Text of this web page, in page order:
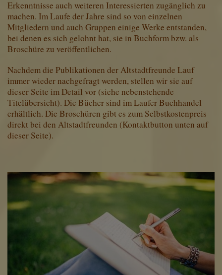
Diese Website nutzt Matomo Analytics für die Auswertung der
Seitenaufrufe als Statistik. Die hierdurch gespeicherten Daten werden
ausschließlich auf unseren eigenen Servern gespeichert. Eine
Übertragung an Dritte erfolgt nicht. Wir verwenden die Funktion
AnonymizeIP zur Anonymisierung Ihrer IP-Adresse, so dass diese gekürzt
wird und nicht mehr Ihrem Besuch auf unserer Internetseite zugeordnet
YouTube / Vimeo
Videos werden über die Plattformen YouTube oder Vimeo eingebunden.
Wir nutzen YouTube im erweiterten Datenschutzmodus. Dieser Modus
bewirkt laut YouTube, dass YouTube keine Informationen über die
Besucher auf dieser Website speichert, bevor diese sich das Video
ansehen.
oder auch Anwendungen einer externen Website.
Erkenntnisse auch weiteren Interessierten zugänglich zu
machen. Im Laufe der Jahre sind so von einzelnen
Mitgliedern und auch Gruppen einige Werke entstanden,
bei denen es sich gelohnt hat, sie in Buchform bzw. als
Broschüre zu veröffentlichen.
Nachdem die Publikationen der Altstadtfreunde Lauf
immer wieder nachgefragt werden, stellen wir sie auf
dieser Seite im Detail vor (siehe nebenstehende
Titelübersicht). Die Bücher sind im Laufer Buchhandel
erhältlich. Die Broschüren gibt es zum Selbstkostenpreis
direkt bei den Altstadtfreunden (Kontaktbutton unten auf
dieser Seite).